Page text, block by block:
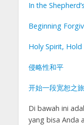
In the
Beginning
Holy Spirit,
侵略性和平
开始一段宽恕之旅
Di bawah ini
yang bisa Anda